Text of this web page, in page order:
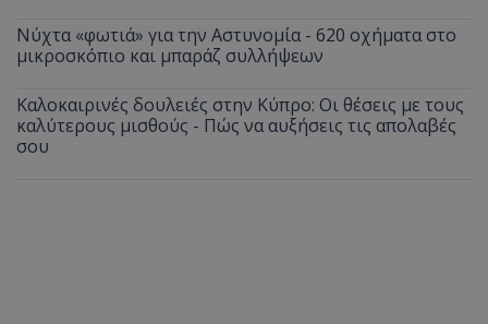
Νύχτα «φωτιά» για την Αστυνομία - 620 οχήματα στο
μικροσκόπιο και μπαράζ συλλήψεων
Καλοκαιρινές δουλειές στην Κύπρο: Οι θέσεις με τους
καλύτερους μισθούς - Πώς να αυξήσεις τις απολαβές
σου